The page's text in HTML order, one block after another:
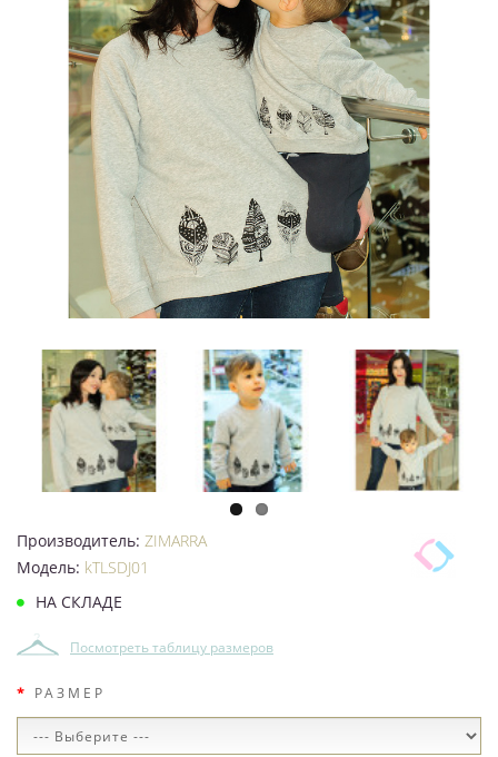
Производитель: ZIMARRA
Модель: kTLSDJ01
НА СКЛАДЕ
Посмотреть таблицу размеров
РАЗМЕР